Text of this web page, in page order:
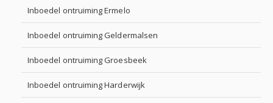
Inboedel ontruiming Ermelo
Inboedel ontruiming Geldermalsen
Inboedel ontruiming Groesbeek
Inboedel ontruiming Harderwijk